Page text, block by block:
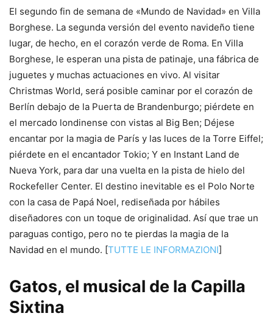
El segundo fin de semana de «Mundo de Navidad» en Villa
Borghese. La segunda versión del evento navideño tiene
lugar, de hecho, en el corazón verde de Roma. En Villa
Borghese, le esperan una pista de patinaje, una fábrica de
juguetes y muchas actuaciones en vivo. Al visitar
Christmas World, será posible caminar por el corazón de
Berlín debajo de la Puerta de Brandenburgo; piérdete en
el mercado londinense con vistas al Big Ben; Déjese
encantar por la magia de París y las luces de la Torre Eiffel;
piérdete en el encantador Tokio; Y en Instant Land de
Nueva York, para dar una vuelta en la pista de hielo del
Rockefeller Center. El destino inevitable es el Polo Norte
con la casa de Papá Noel, rediseñada por hábiles
diseñadores con un toque de originalidad. Así que trae un
paraguas contigo, pero no te pierdas la magia de la
Navidad en el mundo. [TUTTE LE INFORMAZIONI]
Gatos, el musical de la Capilla
Sixtina